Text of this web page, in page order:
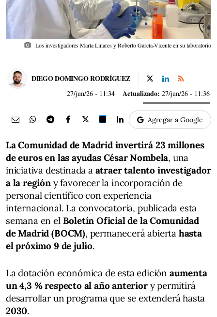
photo_camera Los investigadores María Linares y Roberto García-Vicente en su laboratorio
DIEGO DOMINGO RODRÍGUEZ
27/jun/26 - 11:34 Actualizado: 27/jun/26 - 11:36
Agregar a Google
La Comunidad de Madrid invertirá 23 millones
de euros en las ayudas César Nombela, una
iniciativa destinada a atraer talento investigador
a la regióny favorecer la incorporación de
personal científico con experiencia
internacional. La convocatoria, publicada esta
semana en el Boletín Oficial de la Comunidad
de Madrid (BOCM), permanecerá abierta hasta
el próximo 9 de julio.
La dotación económica de esta edición aumenta
un 4,3 % respecto al año anteriory permitirá
desarrollar un programa que se extenderá hasta
2030.